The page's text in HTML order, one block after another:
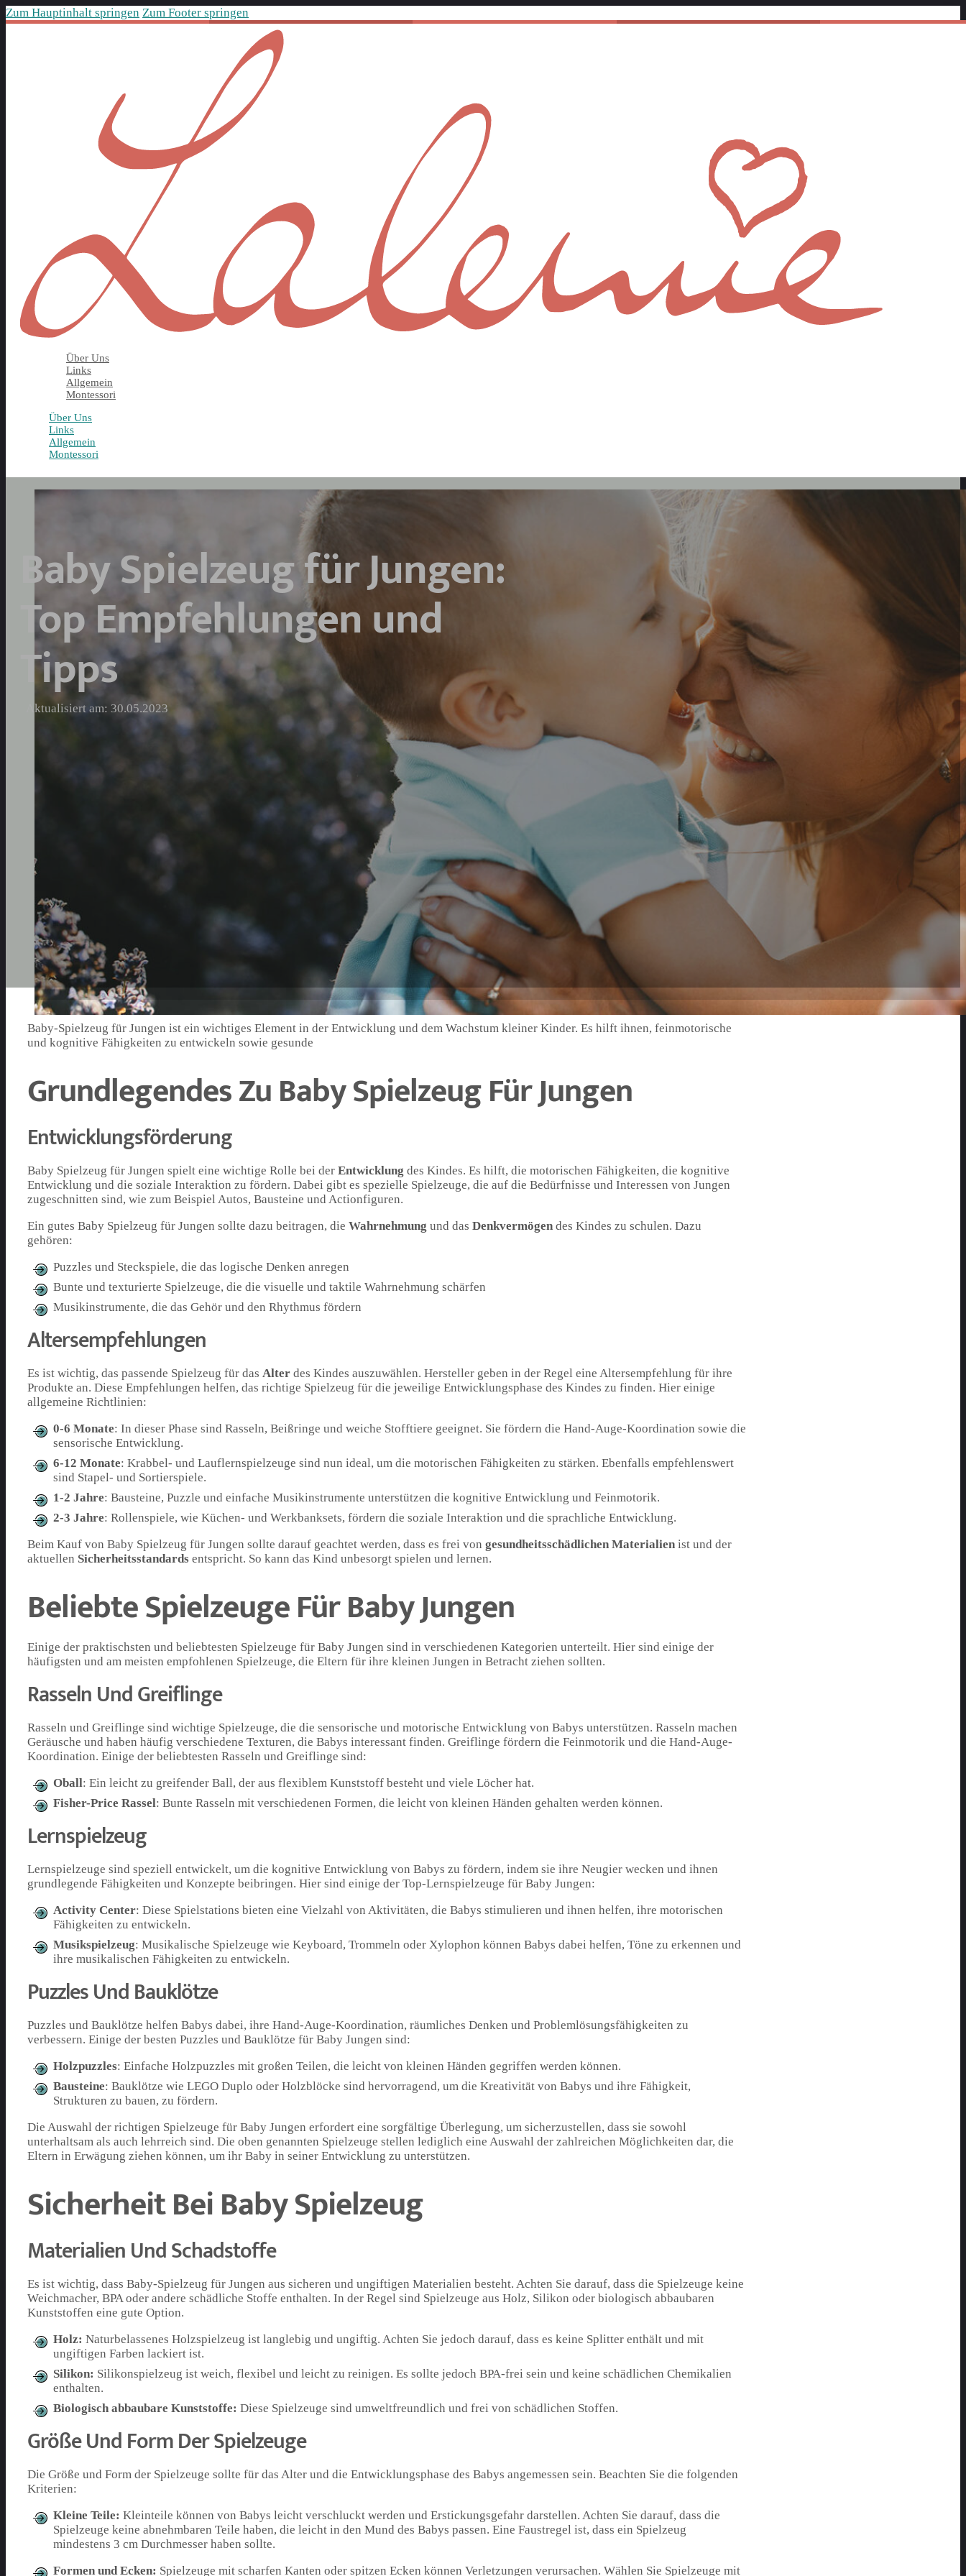
Zum Hauptinhalt springen Zum Footer springen
Über Uns
Links
Allgemein
Montessori
Über Uns
Links
Allgemein
Montessori
Baby Spielzeug für Jungen:
Top Empfehlungen und
Tipps
Aktualisiert am: 30.05.2023
Baby-Spielzeug für Jungen ist ein wichtiges Element in der Entwicklung und dem Wachstum kleiner Kinder. Es hilft ihnen, feinmotorische
und kognitive Fähigkeiten zu entwickeln sowie gesunde
Grundlegendes Zu Baby Spielzeug Für Jungen
Entwicklungsförderung
Baby Spielzeug für Jungen spielt eine wichtige Rolle bei der Entwicklung des Kindes. Es hilft, die motorischen Fähigkeiten, die kognitive
Entwicklung und die soziale Interaktion zu fördern. Dabei gibt es spezielle Spielzeuge, die auf die Bedürfnisse und Interessen von Jungen
zugeschnitten sind, wie zum Beispiel Autos, Bausteine und Actionfiguren.
Ein gutes Baby Spielzeug für Jungen sollte dazu beitragen, die Wahrnehmung und das Denkvermögen des Kindes zu schulen. Dazu
gehören:
Puzzles und Steckspiele, die das logische Denken anregen
Bunte und texturierte Spielzeuge, die die visuelle und taktile Wahrnehmung schärfen
Musikinstrumente, die das Gehör und den Rhythmus fördern
Altersempfehlungen
Es ist wichtig, das passende Spielzeug für das Alter des Kindes auszuwählen. Hersteller geben in der Regel eine Altersempfehlung für ihre
Produkte an. Diese Empfehlungen helfen, das richtige Spielzeug für die jeweilige Entwicklungsphase des Kindes zu finden. Hier einige
allgemeine Richtlinien:
0-6 Monate: In dieser Phase sind Rasseln, Beißringe und weiche Stofftiere geeignet. Sie fördern die Hand-Auge-Koordination sowie die
sensorische Entwicklung.
6-12 Monate: Krabbel- und Lauflernspielzeuge sind nun ideal, um die motorischen Fähigkeiten zu stärken. Ebenfalls empfehlenswert
sind Stapel- und Sortierspiele.
1-2 Jahre: Bausteine, Puzzle und einfache Musikinstrumente unterstützen die kognitive Entwicklung und Feinmotorik.
2-3 Jahre: Rollenspiele, wie Küchen- und Werkbanksets, fördern die soziale Interaktion und die sprachliche Entwicklung.
Beim Kauf von Baby Spielzeug für Jungen sollte darauf geachtet werden, dass es frei von gesundheitsschädlichen Materialien ist und der
aktuellen Sicherheitsstandards entspricht. So kann das Kind unbesorgt spielen und lernen.
Beliebte Spielzeuge Für Baby Jungen
Einige der praktischsten und beliebtesten Spielzeuge für Baby Jungen sind in verschiedenen Kategorien unterteilt. Hier sind einige der
häufigsten und am meisten empfohlenen Spielzeuge, die Eltern für ihre kleinen Jungen in Betracht ziehen sollten.
Rasseln Und Greiflinge
Rasseln und Greiflinge sind wichtige Spielzeuge, die die sensorische und motorische Entwicklung von Babys unterstützen. Rasseln machen
Geräusche und haben häufig verschiedene Texturen, die Babys interessant finden. Greiflinge fördern die Feinmotorik und die Hand-Auge-
Koordination. Einige der beliebtesten Rasseln und Greiflinge sind:
Oball: Ein leicht zu greifender Ball, der aus flexiblem Kunststoff besteht und viele Löcher hat.
Fisher-Price Rassel: Bunte Rasseln mit verschiedenen Formen, die leicht von kleinen Händen gehalten werden können.
Lernspielzeug
Lernspielzeuge sind speziell entwickelt, um die kognitive Entwicklung von Babys zu fördern, indem sie ihre Neugier wecken und ihnen
grundlegende Fähigkeiten und Konzepte beibringen. Hier sind einige der Top-Lernspielzeuge für Baby Jungen:
Activity Center: Diese Spielstations bieten eine Vielzahl von Aktivitäten, die Babys stimulieren und ihnen helfen, ihre motorischen
Fähigkeiten zu entwickeln.
Musikspielzeug: Musikalische Spielzeuge wie Keyboard, Trommeln oder Xylophon können Babys dabei helfen, Töne zu erkennen und
ihre musikalischen Fähigkeiten zu entwickeln.
Puzzles Und Bauklötze
Puzzles und Bauklötze helfen Babys dabei, ihre Hand-Auge-Koordination, räumliches Denken und Problemlösungsfähigkeiten zu
verbessern. Einige der besten Puzzles und Bauklötze für Baby Jungen sind:
Holzpuzzles: Einfache Holzpuzzles mit großen Teilen, die leicht von kleinen Händen gegriffen werden können.
Bausteine: Bauklötze wie LEGO Duplo oder Holzblöcke sind hervorragend, um die Kreativität von Babys und ihre Fähigkeit,
Strukturen zu bauen, zu fördern.
Die Auswahl der richtigen Spielzeuge für Baby Jungen erfordert eine sorgfältige Überlegung, um sicherzustellen, dass sie sowohl
unterhaltsam als auch lehrreich sind. Die oben genannten Spielzeuge stellen lediglich eine Auswahl der zahlreichen Möglichkeiten dar, die
Eltern in Erwägung ziehen können, um ihr Baby in seiner Entwicklung zu unterstützen.
Sicherheit Bei Baby Spielzeug
Materialien Und Schadstoffe
Es ist wichtig, dass Baby-Spielzeug für Jungen aus sicheren und ungiftigen Materialien besteht. Achten Sie darauf, dass die Spielzeuge keine
Weichmacher, BPA oder andere schädliche Stoffe enthalten. In der Regel sind Spielzeuge aus Holz, Silikon oder biologisch abbaubaren
Kunststoffen eine gute Option.
Holz: Naturbelassenes Holzspielzeug ist langlebig und ungiftig. Achten Sie jedoch darauf, dass es keine Splitter enthält und mit
ungiftigen Farben lackiert ist.
Silikon: Silikonspielzeug ist weich, flexibel und leicht zu reinigen. Es sollte jedoch BPA-frei sein und keine schädlichen Chemikalien
enthalten.
Biologisch abbaubare Kunststoffe: Diese Spielzeuge sind umweltfreundlich und frei von schädlichen Stoffen.
Größe Und Form Der Spielzeuge
Die Größe und Form der Spielzeuge sollte für das Alter und die Entwicklungsphase des Babys angemessen sein. Beachten Sie die folgenden
Kriterien:
Kleine Teile: Kleinteile können von Babys leicht verschluckt werden und Erstickungsgefahr darstellen. Achten Sie darauf, dass die
Spielzeuge keine abnehmbaren Teile haben, die leicht in den Mund des Babys passen. Eine Faustregel ist, dass ein Spielzeug
mindestens 3 cm Durchmesser haben sollte.
Formen und Ecken: Spielzeuge mit scharfen Kanten oder spitzen Ecken können Verletzungen verursachen. Wählen Sie Spielzeuge mit